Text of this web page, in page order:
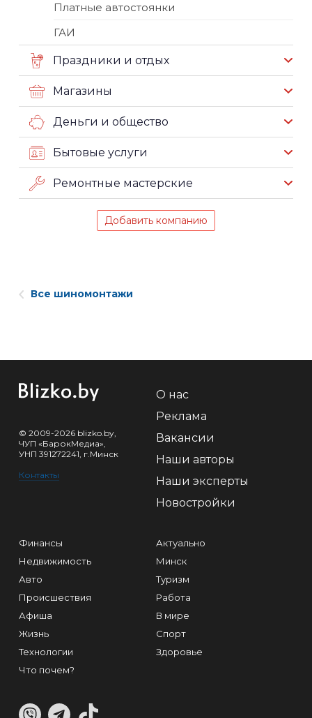
Платные автостоянки
ГАИ
Праздники и отдых
Магазины
Деньги и общество
Бытовые услуги
Ремонтные мастерские
Добавить компанию
Все шиномонтажи
© 2009-2026 blizko.by,
ЧУП «БарокМедиа»,
УНП 391272241, г.Минск
Контакты
О нас
Реклама
Вакансии
Наши авторы
Наши эксперты
Новостройки
Финансы
Недвижимость
Авто
Происшествия
Афиша
Жизнь
Технологии
Что почем?
Актуально
Минск
Туризм
Работа
В мире
Спорт
Здоровье